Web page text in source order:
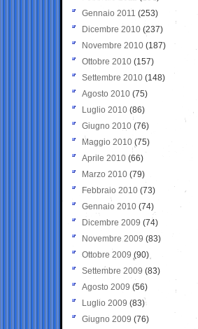
Gennaio 2011 (253)
Dicembre 2010 (237)
Novembre 2010 (187)
Ottobre 2010 (157)
Settembre 2010 (148)
Agosto 2010 (75)
Luglio 2010 (86)
Giugno 2010 (76)
Maggio 2010 (75)
Aprile 2010 (66)
Marzo 2010 (79)
Febbraio 2010 (73)
Gennaio 2010 (74)
Dicembre 2009 (74)
Novembre 2009 (83)
Ottobre 2009 (90)
Settembre 2009 (83)
Agosto 2009 (56)
Luglio 2009 (83)
Giugno 2009 (76)